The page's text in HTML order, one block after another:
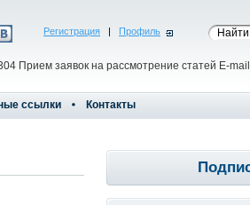
Регистрация | Профиль
Прием заявок на рассмотрение статей E-
ссылки Контакты